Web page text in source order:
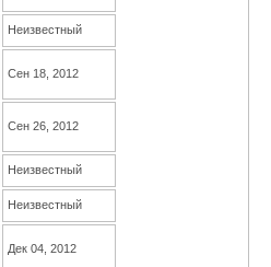
Неизвестный
Сен 18, 2012
Сен 26, 2012
Неизвестный
Неизвестный
Дек 04, 2012